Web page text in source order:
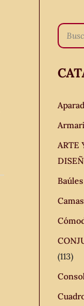
ARTE
(113)